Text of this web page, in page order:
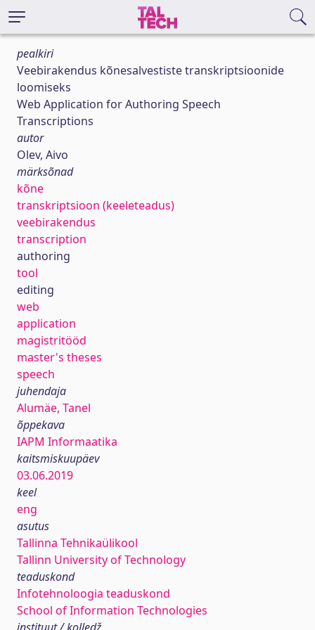
pealkiri
Veebirakendus kõnesalvestiste transkriptsioonide
loomiseks
Web Application for Authoring Speech
Transcriptions
autor
Olev, Aivo
märksõnad
kõne
transkriptsioon (keeleteadus)
veebirakendus
transcription
authoring
tool
editing
web
application
magistritööd
master's theses
speech
juhendaja
Alumäe, Tanel
õppekava
IAPM Informaatika
kaitsmiskuupäev
03.06.2019
keel
eng
asutus
Tallinna Tehnikaülikool
Tallinn University of Technology
teaduskond
Infotehnoloogia teaduskond
School of Information Technologies